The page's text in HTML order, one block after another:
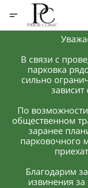
В связи с
парковка
сильно
По
общественном
заранее
парковочного
Благодарим
извинения